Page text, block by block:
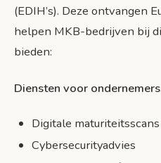
(EDIH’s). Deze ontvangen
helpen MKB-bedrijven bij
bieden:
Diensten voor
Digitale maturiteitsscans
Cybersecurityadvies